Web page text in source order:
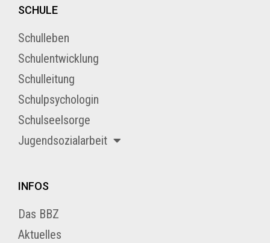
SCHULE
Schulleben
Schulentwicklung
Schulleitung
Schulpsychologin
Schulseelsorge
Jugendsozialarbeit
INFOS
Das BBZ
Aktuelles